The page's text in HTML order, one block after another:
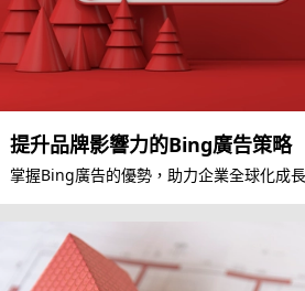
提升品牌影響力的Bing廣告策略
掌握Bing廣告的優勢，助力企業全球化成長